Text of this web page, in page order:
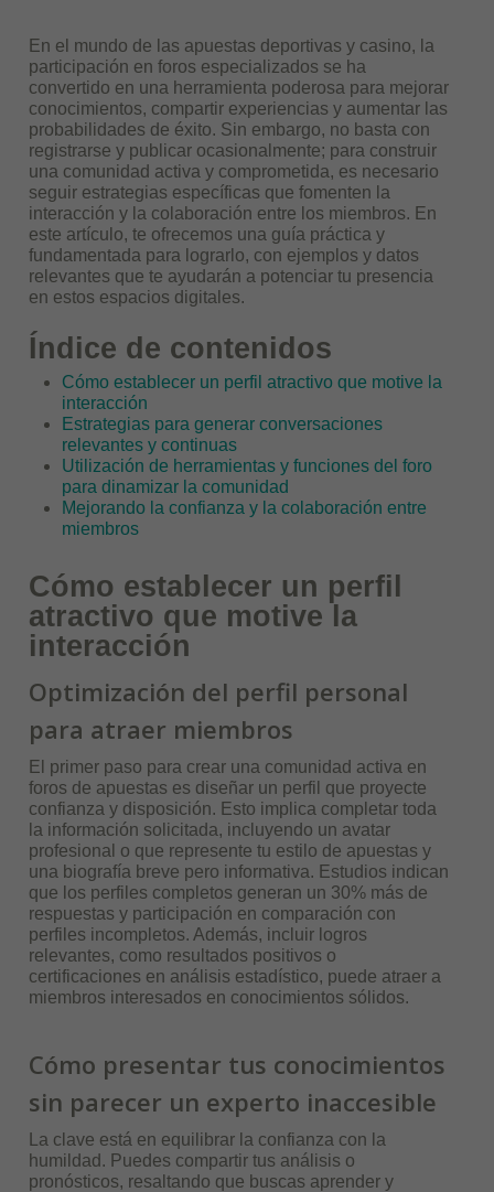
En el mundo de las apuestas deportivas y casino, la
participación en foros especializados se ha
convertido en una herramienta poderosa para mejorar
conocimientos, compartir experiencias y aumentar las
probabilidades de éxito. Sin embargo, no basta con
registrarse y publicar ocasionalmente; para construir
una comunidad activa y comprometida, es necesario
seguir estrategias específicas que fomenten la
interacción y la colaboración entre los miembros. En
este artículo, te ofrecemos una guía práctica y
fundamentada para lograrlo, con ejemplos y datos
relevantes que te ayudarán a potenciar tu presencia
en estos espacios digitales.
Índice de contenidos
Cómo establecer un perfil atractivo que motive la
interacción
Estrategias para generar conversaciones
relevantes y continuas
Utilización de herramientas y funciones del foro
para dinamizar la comunidad
Mejorando la confianza y la colaboración entre
miembros
Cómo establecer un perfil
atractivo que motive la
interacción
Optimización del perfil personal
para atraer miembros
El primer paso para crear una comunidad activa en
foros de apuestas es diseñar un perfil que proyecte
confianza y disposición. Esto implica completar toda
la información solicitada, incluyendo un avatar
profesional o que represente tu estilo de apuestas y
una biografía breve pero informativa. Estudios indican
que los perfiles completos generan un 30% más de
respuestas y participación en comparación con
perfiles incompletos. Además, incluir logros
relevantes, como resultados positivos o
certificaciones en análisis estadístico, puede atraer a
miembros interesados en conocimientos sólidos.
Cómo presentar tus conocimientos
sin parecer un experto inaccesible
La clave está en equilibrar la confianza con la
humildad. Puedes compartir tus análisis o
pronósticos, resaltando que buscas aprender y